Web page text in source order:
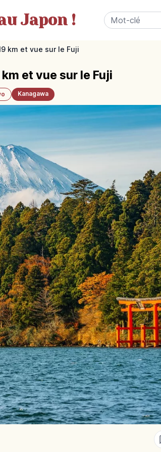
Japon !
km et vue sur le Fuji
et vue sur le Fuji
Kanagawa